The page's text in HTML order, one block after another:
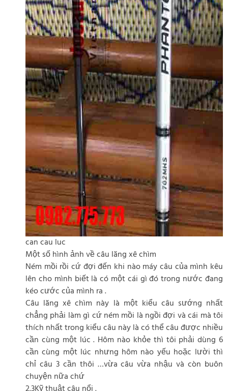
can cau luc
Một số hình ảnh về câu lăng xê chìm
Ném mồi rồi cứ đợi đến khi nào máy câu của mình kêu
lên cho mình biết là có một cái gì đó trong nước đang
kéo cước của mình ra .
Câu lăng xê chìm này là một kiểu câu sướng nhất
chẳng phải làm gì cứ ném mồi là ngồi đợi và cái mà tôi
thích nhất trong kiểu câu này là có thể câu được nhiều
cần cùng một lúc . Hôm nào khỏe thì tôi phải dùng 6
cần cùng một lúc nhưng hôm nào yếu hoặc lười thì
chỉ câu 3 cần thôi …vừa câu vừa nhậu và còn buôn
chuyện nữa chứ